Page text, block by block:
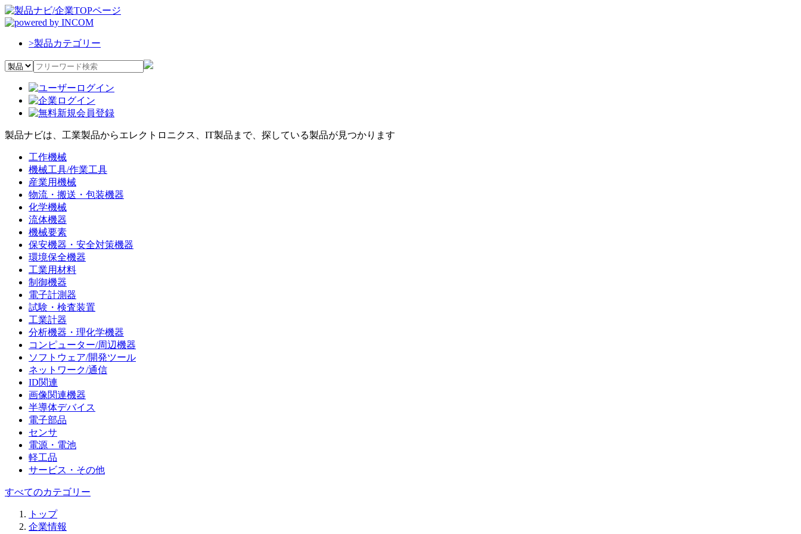
>製品カテゴリー
製品ナビは、工業製品からエレクトロニクス、IT製品まで、探している製品が見つかります
工作機械
機械工具/作業工具
産業用機械
物流・搬送・包装機器
化学機械
流体機器
機械要素
保安機器・安全対策機器
環境保全機器
工業用材料
制御機器
電子計測器
試験・検査装置
工業計器
分析機器・理化学機器
コンピューター/周辺機器
ソフトウェア/開発ツール
ネットワーク/通信
ID関連
画像関連機器
半導体デバイス
電子部品
センサ
電源・電池
軽工品
サービス・その他
すべてのカテゴリー
トップ
企業情報